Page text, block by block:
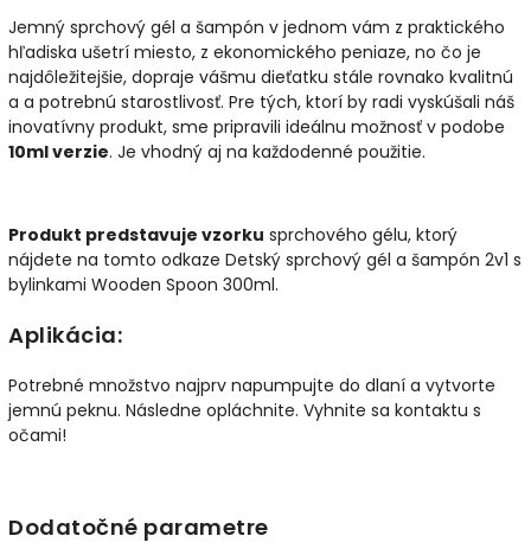
Jemný sprchový gél a šampón v jednom vám z praktického
hľadiska ušetrí miesto, z ekonomického peniaze, no čo je
najdôležitejšie, dopraje vášmu dieťatku stále rovnako kvalitnú
a a potrebnú starostlivosť. Pre tých, ktorí by radi vyskúšali náš
inovatívny produkt, sme pripravili ideálnu možnosť v podobe
10ml verzie. Je vhodný aj na každodenné použitie.
Produkt predstavuje vzorku sprchového gélu, ktorý
nájdete na tomto odkaze Detský sprchový gél a šampón 2v1 s
bylinkami Wooden Spoon 300ml.
Aplikácia:
Potrebné množstvo najprv napumpujte do dlaní a vytvorte
jemnú peknu. Následne opláchnite. Vyhnite sa kontaktu s
očami!
Dodatočné parametre